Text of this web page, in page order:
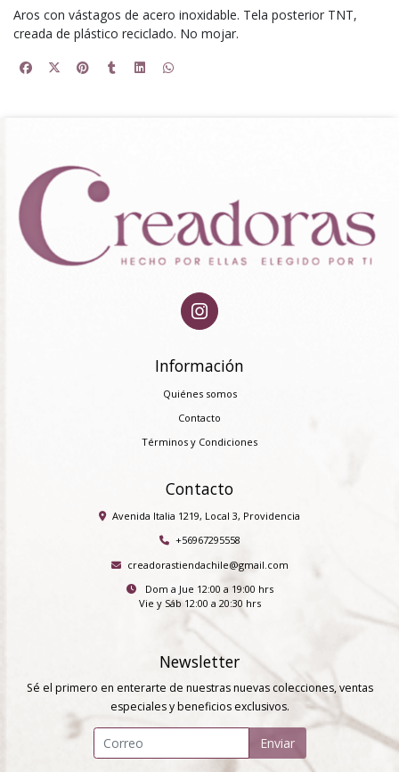
Aros con vástagos de acero inoxidable. Tela posterior TNT,
creada de plástico reciclado. No mojar.
Información
Quiénes somos
Contacto
Términos y Condiciones
Contacto
Avenida Italia 1219, Local 3, Providencia
+56967295558
creadorastiendachile@gmail.com
Dom a Jue 12:00 a 19:00 hrs
Vie y Sáb 12:00 a 20:30 hrs
Newsletter
Sé el primero en enterarte de nuestras nuevas colecciones, ventas
especiales y beneficios exclusivos.
Enviar